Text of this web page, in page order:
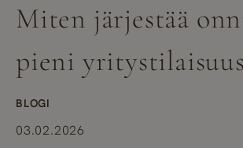
Miten järjestää
pieni
BLOGI
03.02.2026